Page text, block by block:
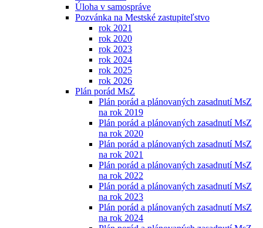
Úloha v samospráve
Pozvánka na Mestské zastupiteľstvo
rok 2021
rok 2020
rok 2023
rok 2024
rok 2025
rok 2026
Plán porád MsZ
Plán porád a plánovaných zasadnutí MsZ
na rok 2019
Plán porád a plánovaných zasadnutí MsZ
na rok 2020
Plán porád a plánovaných zasadnutí MsZ
na rok 2021
Plán porád a plánovaných zasadnutí MsZ
na rok 2022
Plán porád a plánovaných zasadnutí MsZ
na rok 2023
Plán porád a plánovaných zasadnutí MsZ
na rok 2024